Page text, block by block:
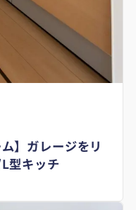
】ガレージをリ
型キッチ